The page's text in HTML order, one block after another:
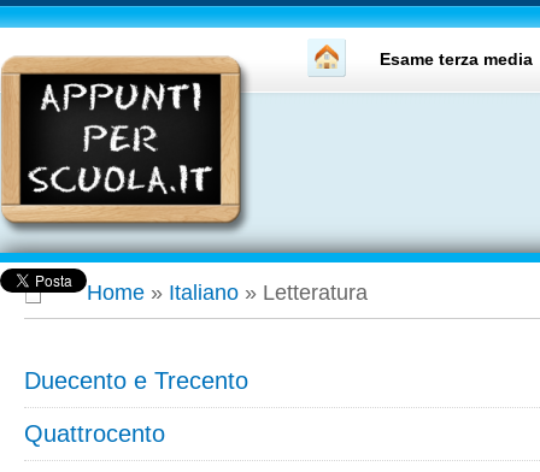
Esame terza media
Home » Italiano » Letteratura
Duecento e Trecento
Quattrocento